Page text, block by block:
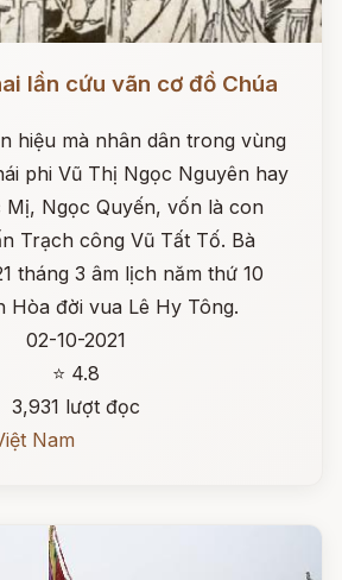
lần cứu vãn cơ đồ Chúa
hiệu mà nhân dân trong vùng
phi Vũ Thị Ngọc Nguyên hay
Mị, Ngọc Quyến, vốn là con
Trạch công Vũ Tất Tố. Bà
tháng 3 âm lịch năm thứ 10
Hòa đời vua Lê Hy Tông.
02-10-2021
⭐ 4.8
3,931 lượt đọc
Nam